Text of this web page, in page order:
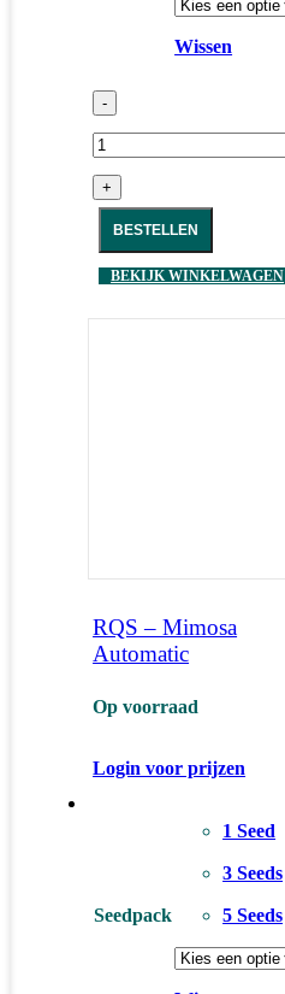
Wissen
-
+
BESTELLEN
BEKIJK WINKELWAGEN
RQS – Mimosa
Automatic
Op voorraad
Login voor prijzen
Seedpack
1 Seed
3 Seeds
5 Seeds